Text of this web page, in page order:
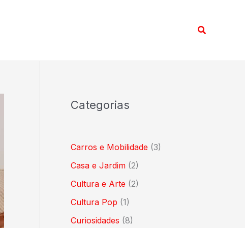
Pesquisar
Categorias
Carros e Mobilidade (3)
Casa e Jardim(2)
Cultura e Arte (2)
Cultura Pop (1)
Curiosidades (8)